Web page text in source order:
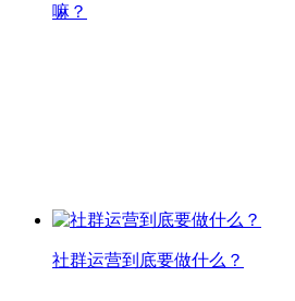
嘛？
社群运营到底要做什么？